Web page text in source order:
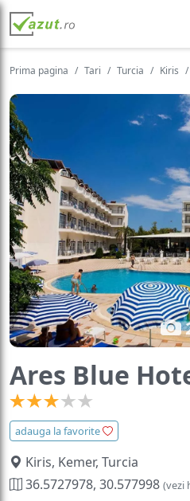
Prima pagina Tari Turcia Kiris
Ares Blue
adauga la favorite
Kiris, Kemer, Turcia
36.5727978, 30.577998 (vezi